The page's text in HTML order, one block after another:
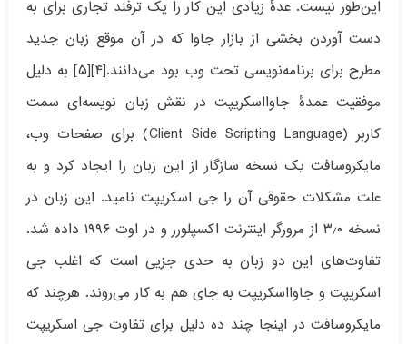
این‌طور نیست. عدهٔ زیادی این کار را یک ترفند تجاری برای به
دست آوردن بخشی از بازار جاوا که در آن موقع زبان جدید
مطرح برای برنامه‌نویسی تحت وب بود می‌دانند.[۴][۵] به دلیل
موفقیت عمدهٔ جاوااسکریپت در نقش زبان نویسه‌ای سمت
کاربر (Client Side Scripting Language) برای صفحات وب،
مایکروسافت یک نسخه سازگار از این زبان را ایجاد کرد و به
علت مشکلات حقوقی آن را جی اسکریپت نامید. این زبان در
نسخه ۳٫۰ از مرورگر اینترنت اکسپلورر و در اوت ۱۹۹۶ داده شد.
تفاوت‌های این دو زبان به حدی جزیی است که اغلب جی
اسکریپت و جاوااسکریپت به جای هم به کار می‌روند. هرچند که
مایکروسافت در اینجا چند ده دلیل برای تفاوت جی اسکریپت